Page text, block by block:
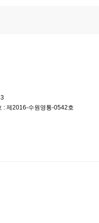
: 제2016-수원영통-0542호